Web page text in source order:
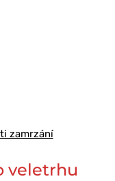
zamrzání
veletrhu